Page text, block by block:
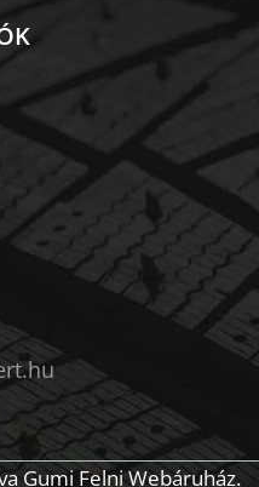
Gumi Felni Webáruház.